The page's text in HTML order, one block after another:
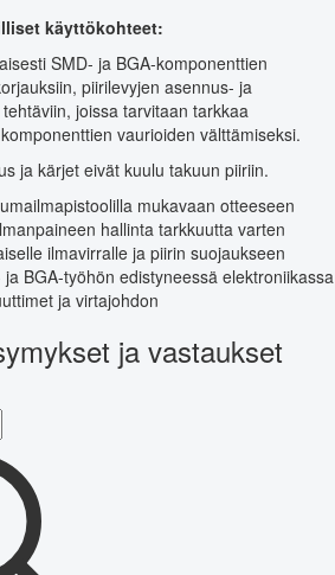
käyttökohteet:
SMD- ja BGA-komponenttien
piirilevyjen asennus- ja
joissa tarvitaan tarkkaa
vaurioiden välttämiseksi.
ja kärjet eivät kuulu takuun piiriin.
mukavaan otteeseen
hallinta tarkkuutta varten
ilmavirralle ja piirin suojaukseen
BGA-työhön edistyneessä elektroniikassa
ja virtajohdon
ja vastaukset